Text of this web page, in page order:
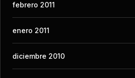
febrero 2011
enero 2011
diciembre 2010